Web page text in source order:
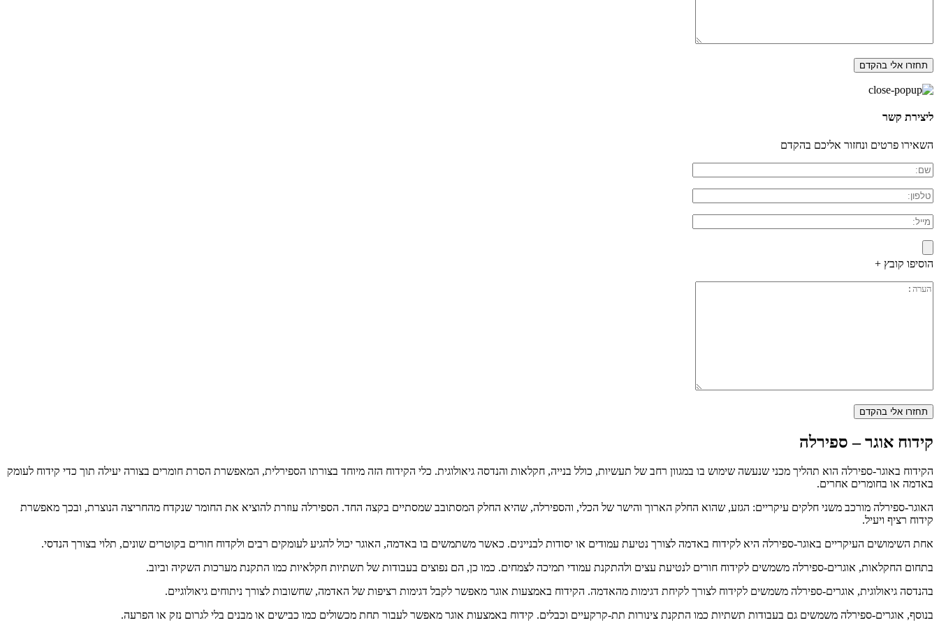
ליצירת קשר
השאירו פרטים ונחזור אליכם בהקדם
הוסיפו קובץ +
קידוח אוגר – ספירלה
הקידוח באוגר-ספירלה הוא תהליך מכני שנעשה שימוש בו במגוון רחב של תעשיות, כולל בנייה, חקלאות והנדסה גיאולוגית. כלי הקידוח הזה מיוחד בצורתו הספירלית, המאפשרת הסרת חומרים בצורה יעילה תוך כדי קידוח לעומק
באדמה או בחומרים אחרים.
האוגר-ספירלה מורכב משני חלקים עיקריים: הגזע, שהוא החלק הארוך והישר של הכלי, והספירלה, שהיא החלק המסתובב שמסתיים בקצה החד. הספירלה עוזרת להוציא את החומר שנקדח מהחריצה הנוצרת, ובכך מאפשרת
קידוח רציף ויעיל.
אחת השימושים העיקריים באוגר-ספירלה היא לקידוח באדמה לצורך נטיעת עמודים או יסודות לבניינים. כאשר משתמשים בו באדמה, האוגר יכול להגיע לעומקים רבים ולקדוח חורים בקוטרים שונים, תלוי בצורך הנדסי.
בתחום החקלאות, אוגרים-ספירלה משמשים לקידוח חורים לנטיעת עצים ולהתקנת עמודי תמיכה לצמחים. כמו כן, הם נפוצים בעבודות של תשתיות חקלאיות כמו התקנת מערכות השקיה וביוב.
בהנדסה גיאולוגית, אוגרים-ספירלה משמשים לקידוח לצורך לקיחת דגימות מהאדמה. הקידוח באמצעות אוגר מאפשר לקבל דגימות רציפות של האדמה, שחשובות לצורך ניתוחים גיאולוגיים.
בנוסף, אוגרים-ספירלה משמשים גם בעבודות תשתיות כמו התקנת צינורות תת-קרקעיים וכבלים. קידוח באמצעות אוגר מאפשר לעבור תחת מכשולים כמו כבישים או מבנים בלי לגרום נזק או הפרעה.